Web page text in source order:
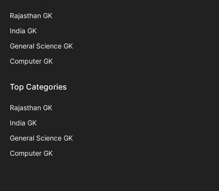
Rajasthan GK
India GK
General Science GK
Computer GK
Top Categories
Rajasthan GK
India GK
General Science GK
Computer GK